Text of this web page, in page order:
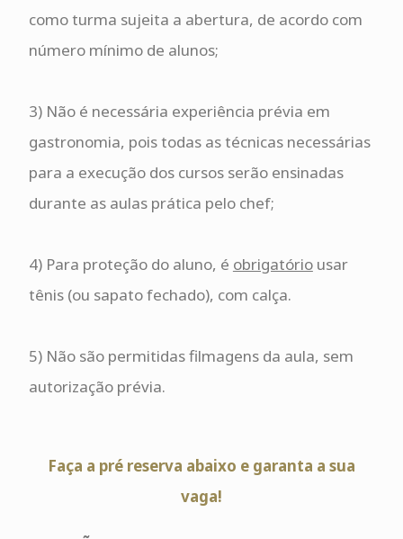
como turma sujeita a abertura, de acordo com
número mínimo de alunos;
3) Não é necessária experiência prévia em
gastronomia, pois todas as técnicas necessárias
para a execução dos cursos serão ensinadas
durante as aulas prática pelo chef;
4) Para proteção do aluno, é obrigatóriousar
tênis (ou sapato fechado), com calça.
5) Não são permitidas filmagens da aula, sem
autorização prévia.
Faça a pré reserva abaixo e garanta a sua
vaga!